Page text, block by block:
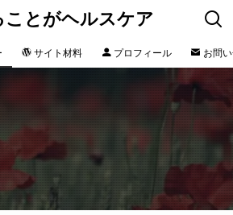
ことがヘルスケア
サイト材料 プロフィール お問